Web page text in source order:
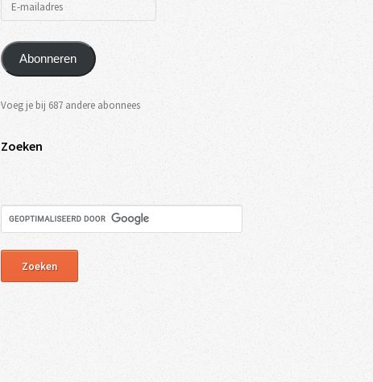
Abonneren
Voeg je bij 687 andere abonnees
Zoeken